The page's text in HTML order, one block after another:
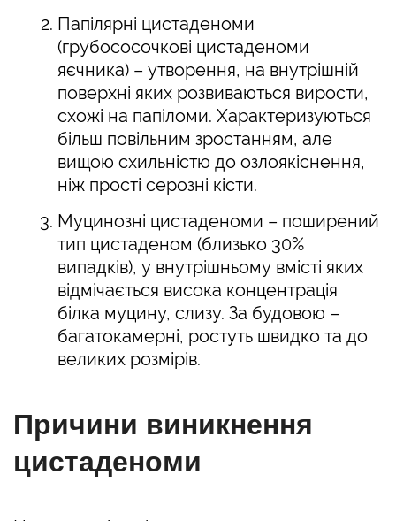
Папілярні цистаденоми
(грубососочкові цистаденоми
яєчника) – утворення, на внутрішній
поверхні яких розвиваються вирости,
схожі на папіломи. Характеризуються
більш повільним зростанням, але
вищою схильністю до озлоякіснення,
ніж прості серозні кісти.
Муцинозні цистаденоми – поширений
тип цистаденом (близько 30%
випадків), у внутрішньому вмісті яких
відмічається висока концентрація
білка муцину, слизу. За будовою –
багатокамерні, ростуть швидко та до
великих розмірів.
Причини виникнення
цистаденоми